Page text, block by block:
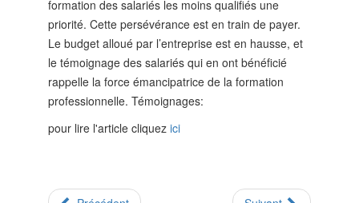
formation des salariés les moins qualifiés une
priorité. Cette persévérance est en train de payer.
Le budget alloué par l’entreprise est en hausse, et
le témoignage des salariés qui en ont bénéficié
rappelle la force émancipatrice de la formation
professionnelle. Témoignages:
pour lire l'article cliquez ici